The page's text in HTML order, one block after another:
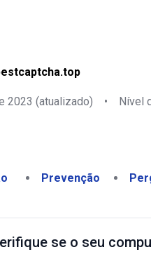
2023 (atualizado) • Nível
Prevenção
se o seu